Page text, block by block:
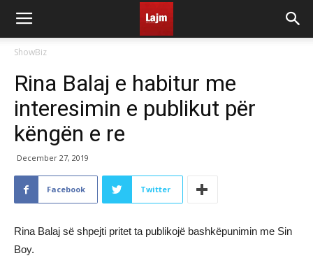
ShowBiz
Rina Balaj e habitur me
interesimin e publikut për
këngën e re
December 27, 2019
Facebook Twitter
Rina Balaj së shpejti pritet ta publikojë bashkëpunimin me Sin
Boy.